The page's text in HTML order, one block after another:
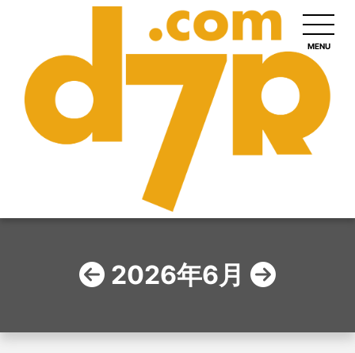
MENU
2026年6月